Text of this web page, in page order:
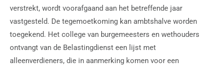
verstrekt, wordt voorafgaand aan het betreffende jaar
vastgesteld. De tegemoetkoming kan ambtshalve worden
toegekend. Het college van burgemeesters en wethouders
ontvangt van de Belastingdienst een lijst met
alleenverdieners, die in aanmerking komen voor een